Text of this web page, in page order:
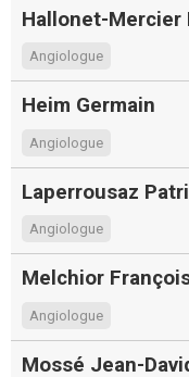
Hallonet-Mercier
Angiologue
Heim Germain
Angiologue
Laperrousaz
Angiologue
Melchior
Angiologue
Mossé Jean-